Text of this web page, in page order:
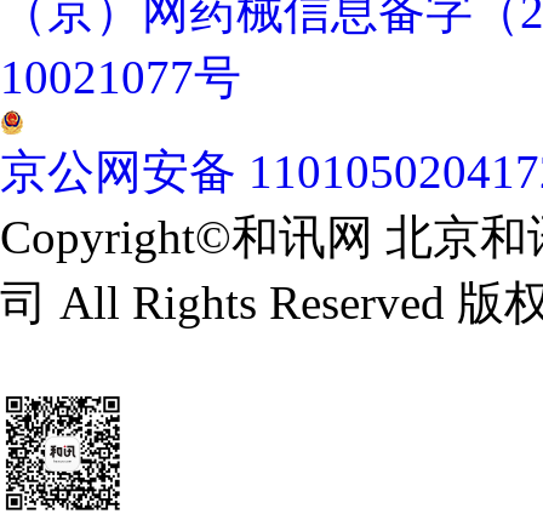
（京）网药械信息备字（
10021077号
京公网安备
Copyright©和讯网 北京
司 All Rights Reserved 版